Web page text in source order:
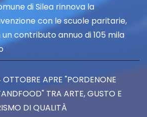
di Silea rinnova la
con le scuole paritarie,
contributo annuo di 105 mila
OTTOBRE APRE "PORDENONE
TRA ARTE, GUSTO E
DI QUALITÀ